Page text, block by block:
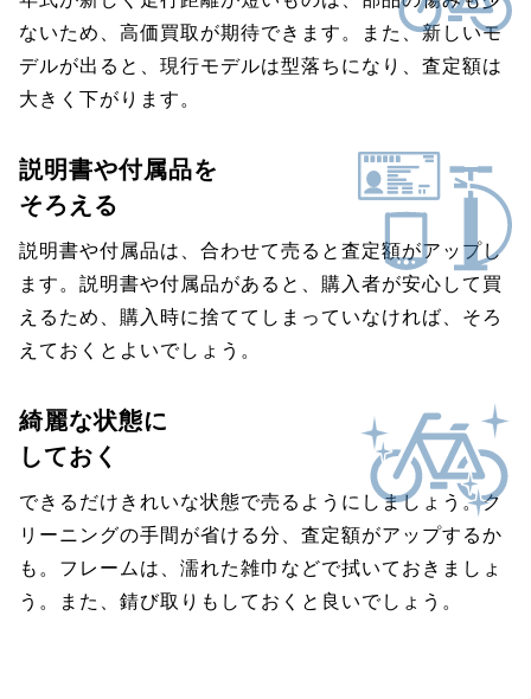
ないため、高価買取が期待できます。また、新しいモ
デルが出ると、現行モデルは型落ちになり、査定額は
大きく下がります。
説明書や付属品を
そろえる
説明書や付属品は、合わせて売ると査定額がアップし
ます。説明書や付属品があると、購入者が安心して買
えるため、購入時に捨ててしまっていなければ、そろ
えておくとよいでしょう。
綺麗な状態に
しておく
できるだけきれいな状態で売るようにしましょう。ク
リーニングの手間が省ける分、査定額がアップするか
も。フレームは、濡れた雑巾などで拭いておきましょ
う。また、錆び取りもしておくと良いでしょう。